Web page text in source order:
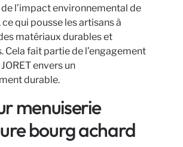
l’impact environnemental de
qui pousse les artisans à
matériaux durables et
Cela fait partie de l’engagement
envers un
durable.
menuiserie
bourg achard